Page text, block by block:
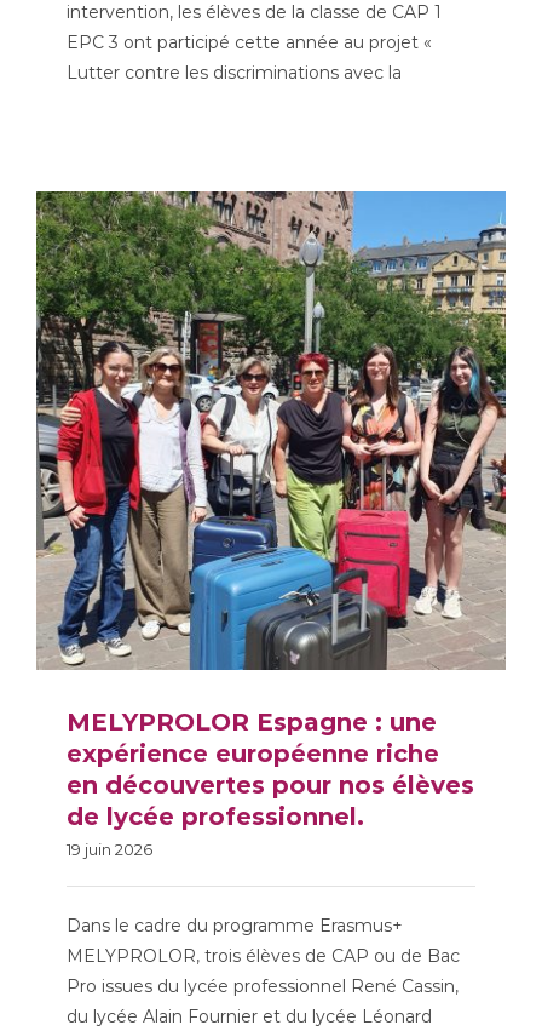
intervention, les élèves de la classe de CAP 1
EPC 3 ont participé cette année au projet «
Lutter contre les discriminations avec la
MELYPROLOR Espagne :
une expérience
européenne riche en
découvertes pour nos
élèves de lycée
professionnel.
MELYPROLOR Espagne : une
expérience européenne riche
en découvertes pour nos élèves
de lycée professionnel.
19 juin 2026
Dans le cadre du programme Erasmus+
MELYPROLOR, trois élèves de CAP ou de Bac
Pro issues du lycée professionnel René Cassin,
du lycée Alain Fournier et du lycée Léonard